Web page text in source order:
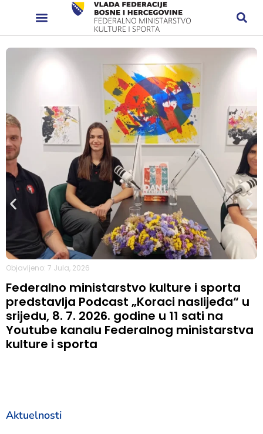
Objavljeno: 7 Jula, 2026
Federalno ministarstvo kulture i sporta
predstavlja Podcast „Koraci naslijeđa“ u
srijedu, 8. 7. 2026. godine u 11 sati na
Youtube kanalu Federalnog ministarstva
kulture i sporta
Aktuelnosti